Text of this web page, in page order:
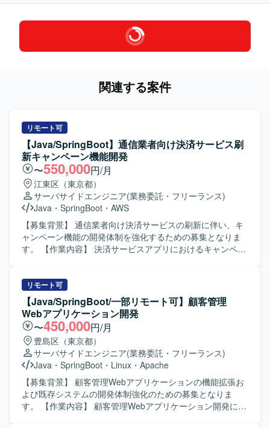
関連する案件
リモート可
【Java/SpringBoot】通信業者向け決済サービス刷
新キャンペーン機能開発
〜550,000円/月
江東区（東京都）
サーバサイドエンジニア(業務委託・フリーランス)
Java ・ SpringBoot ・ AWS
【募集背景】 通信業者向け決済サービスの刷新に伴い、キ
ャンペーン機能の開発体制を強化するための募集となりま
す。 【作業内容】 決済サービスアプリにおけるキャンペー
験、結合試験、総合試験まで一連の工程を実施していただ
きます。スケジュールに応じて、結合試験フェーズや総合
試験フェーズでの各種検証や不具合対応も行っていただき
ます。 【求める人物像】 バックエンド開発における設計か
ら試験まで一貫して主体的に対応できる方を求めておりま
す。チームメンバーや関係者と円滑にコミュニケーション
を取りながら、品質とスケジュールの両立を意識して取り
組んでいただける方が望ましいです。 【ポジションの魅
力】 大規模な決済サービスの刷新プロジェクトに参画して
いただけるため、決済領域での業務知識や大規模システム
開発の経験を積むことができます。詳細設計以降の工程を
リモート可
【Java/SpringBoot/一部リモート可】顧客管理
Webアプリケーション開発
〜450,000円/月
豊島区（東京都）
サーバサイドエンジニア(業務委託・フリーランス)
Java ・ SpringBoot ・ Linux ・ Apache
【募集背景】 顧客管理Webアプリケーションの機能拡張お
よび既存システムの開発体制強化のための募集となりま
す。 【作業内容】 顧客管理Webアプリケーション開発にお